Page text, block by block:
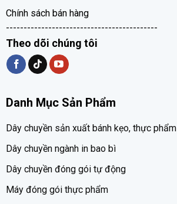
Chính sách bán hàng
-------------------------------------------
Theo dõi chúng tôi
Danh Mục Sản Phẩm
Dây chuyền sản xuất bánh kẹo, thực phẩm
Dây chuyền ngành in bao bì
Dây chuyền đóng gói tự động
Máy đóng gói thực phẩm